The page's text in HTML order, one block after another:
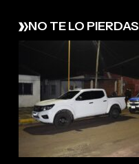
NO TE LO PIERDAS